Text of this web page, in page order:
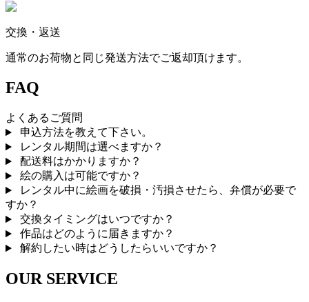
交換・返送
通常のお荷物と同じ発送方法でご返却頂けます。
FAQ
よくあるご質問
申込方法を教えて下さい。
レンタル期間は選べますか？
配送料はかかりますか？
絵の購入は可能ですか？
レンタル中に絵画を破損・汚損させたら、弁償が必要で
すか？
交換タイミングはいつですか？
作品はどのように届きますか？
解約したい時はどうしたらいいですか？
OUR SERVICE